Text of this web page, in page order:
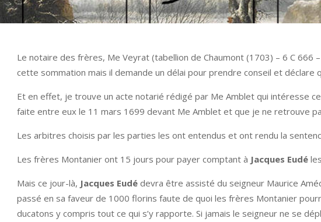
Le notaire des frères, Me Veyrat (tabellion de Chaumont (1703) – 6 C 666 –
cette sommation mais il demande un délai pour prendre conseil et déclare
Et en effet, je trouve un acte notarié rédigé par Me Amblet qui intéresse
faite entre eux le 11 mars 1699 devant Me Amblet et que je ne retrouve
Les arbitres choisis par les parties les ont entendus et ont rendu la
Les frères Montanier ont 15 jours pour payer comptant à Jacques Eudé
Mais ce jour-là, Jacques Eudé devra être assisté du seigneur Maurice
passé en sa faveur de 1000 florins faute de quoi les frères Montanier
ducatons y compris tout ce qui s’y rapporte. Si jamais le seigneur ne se